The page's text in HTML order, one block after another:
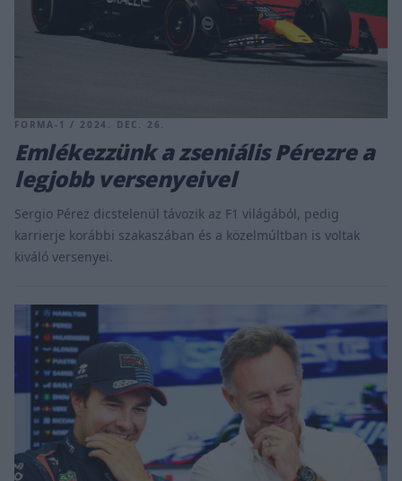
FORMA-1 / 2024. DEC. 26.
Emlékezzünk a zseniális Pérezre a
legjobb versenyeivel
Sergio Pérez dicstelenül távozik az F1 világából, pedig
karrierje korábbi szakaszában és a közelmúltban is voltak
kiváló versenyei.